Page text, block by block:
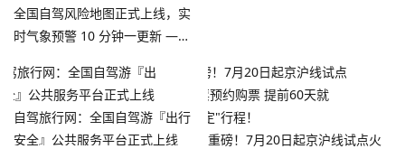
全国自驾风险地图正式上线，实
时气象预警 10 分钟一更新 ——
全』公共服务平
自驾旅行网：全国自驾游『出行
安全』公共服务平台正式上线
重磅！7月20日起京沪线试点火